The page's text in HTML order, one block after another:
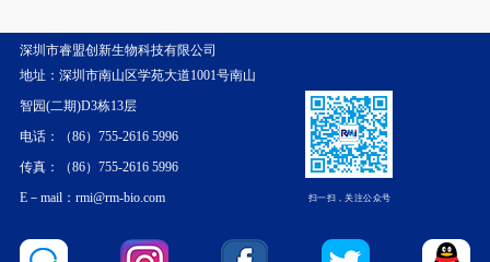
深圳市睿盟创新生物科技有限公司
地址：深圳市南山区学苑大道1001号南山
智园(二期)D3栋13层
电话：（86）755-2616 5996
传真：（86）755-2616 5996
E－mail：rmi@rm-bio.com
扫一扫，关注公众号